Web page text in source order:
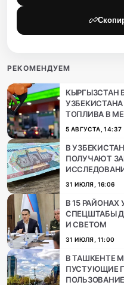
РЕКОМЕНДУЕМ
КЫРГЫЗСТАН
ТОПЛИВА В
5 АВГУСТА, 14:37
В
ПОЛУЧАЮТ
31 ИЮЛЯ, 16:06
В 15
СПЕЦШТАБЫ
И СВЕТOМ
31 ИЮЛЯ, 11:00
В ТАШКЕНТЕ
ПУСТУЮЩИЕ
ПОЛЬЗОВАНИЕ